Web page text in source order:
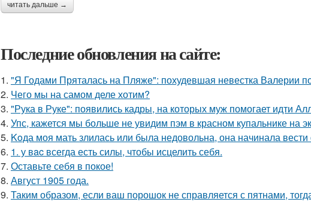
читать дальше →
Последние обновления на сайте:
1. "Я Годами Пряталась на Пляже": похудевшая невестка Валерии
2. Чего мы на самом деле хотим?
3. "Рука в Руке": появились кадры, на которых муж помогает идти
4. Упс, кажется мы больше не увидим пэм в красном купальнике на
5. Koда моя мать злилась или была недовольна, она начинала вести
6. 1. у вac всегда есть силы, чтобы исцелить себя.
7. Оставьте себя в покое!
8. Август 1905 года.
9. Таким образом, если ваш порошок не справляется с пятнами,